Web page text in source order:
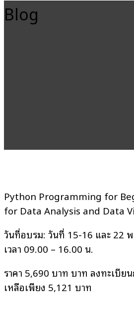
Blog
Python Programming for
for Data Analysis and Data
วันที่อบรม: วันที่ 15-16 และ 22
เวลา 09.00 – 16.00 น.
ราคา 5,690 บาท บาท ลงทะเบีย
เหลือเพียง 5,121 บาท